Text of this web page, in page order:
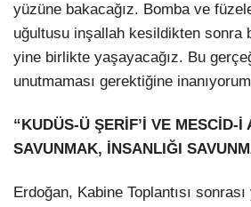
yüzüne bakacağız. Bomba ve
uğultusu inşallah kesildikten sonra
yine birlikte yaşayacağız. Bu
unutmaması gerektiğine
“KUDÜS-Ü ŞERİF’İ VE MESCİD-İ
SAVUNMAK, İNSANLIĞI
Erdoğan, Kabine Toplantısı sonrası